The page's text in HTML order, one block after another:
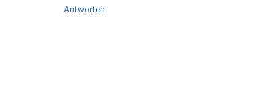
Antworten